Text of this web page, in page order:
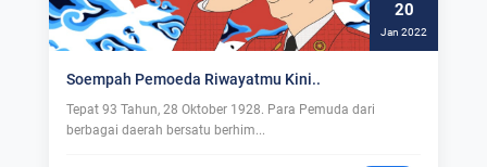
20
Jan 2022
Soempah Pemoeda Riwayatmu Kini..
Tepat 93 Tahun, 28 Oktober 1928. Para Pemuda dari
berbagai daerah bersatu berhim...